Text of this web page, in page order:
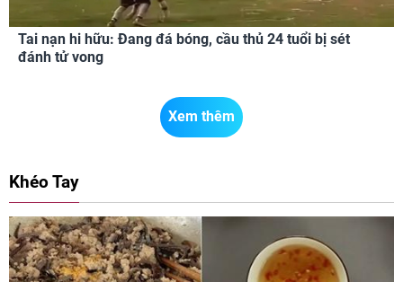
Tai nạn hi hữu: Đang đá bóng, cầu thủ 24 tuổi bị sét
đánh tử vong
Xem thêm
Khéo Tay